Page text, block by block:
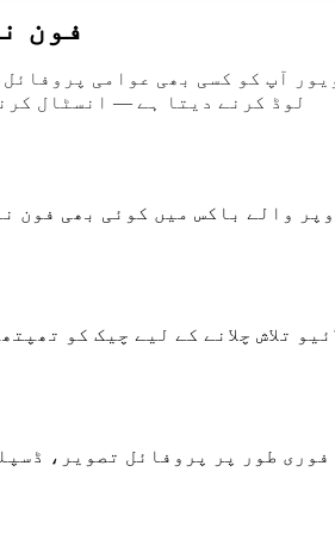
فون
لوڈ کرنے دیتا ہے — انسٹال
والے باکس میں کوئی بھی فون
تلاش چلانے کے لیے چیک کو
فوری طور پر پروفائل تصویر،